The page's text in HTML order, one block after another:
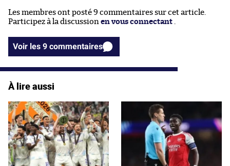
Les membres ont posté 9 commentaires sur cet article.
Participez à la discussion en vous connectant
Voir les 9 commentaires
À lire aussi